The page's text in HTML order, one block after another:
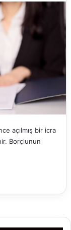
açılmış bir icra
Borçlunun